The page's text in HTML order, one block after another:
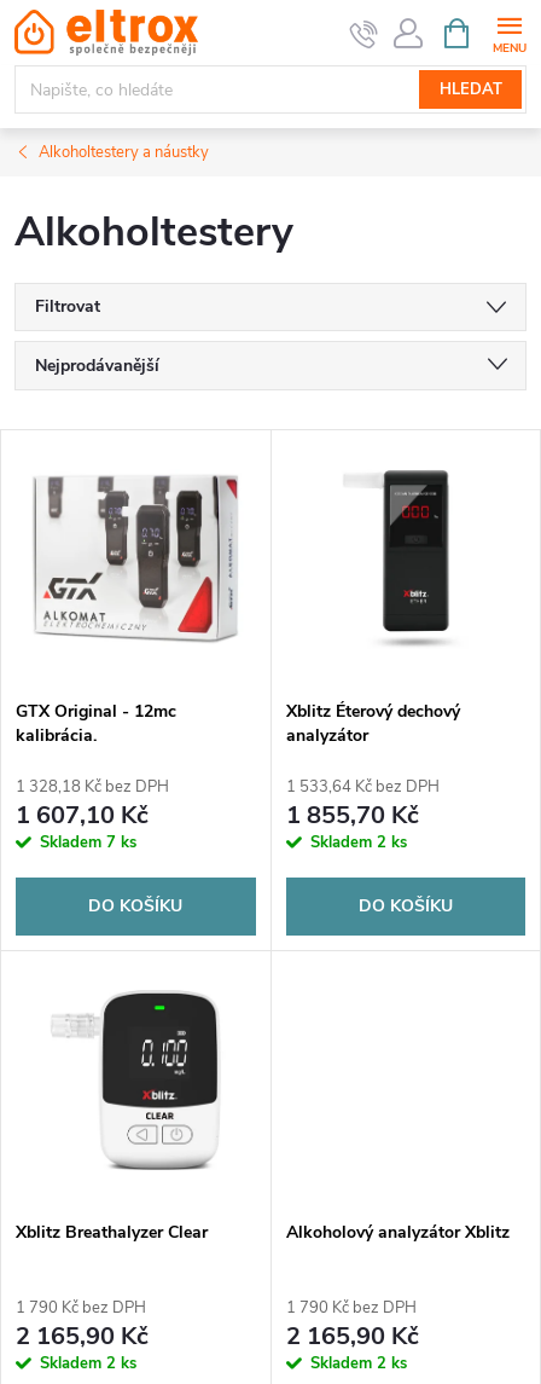
Přejít
na
obsah
HLEDAT
NÁKUPNÍ
KOŠÍK
Alkoholtestery a náustky
Alkoholtestery
Filtrovat
Ř
a
z
n
p
r
o
u
Nejprodávanější
Abecedně
p
s
p
r
o
d
GTX Original - 12mc
kalibrácia.
1 328,18 Kč bez DPH
1 607,10 Kč
Skladem 7 ks
DO KOŠÍKU
Xblitz Éterový dechový
analyzátor
1 533,64 Kč bez DPH
1 855,70 Kč
Skladem 2 ks
DO KOŠÍKU
Xblitz Breathalyzer Clear
1 790 Kč bez DPH
2 165,90 Kč
Skladem 2 ks
Alkoholový analyzátor Xblitz
1 790 Kč bez DPH
2 165,90 Kč
Skladem 2 ks